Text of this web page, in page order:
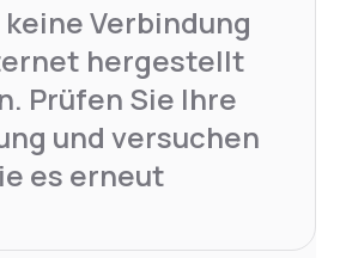
keine Verbindung
hergestellt
Prüfen Sie Ihre
und versuchen
es erneut